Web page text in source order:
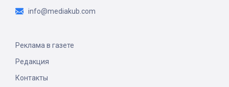
info@mediakub.com
Реклама в газете
Редакция
Контакты